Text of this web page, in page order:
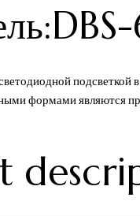
формами являются